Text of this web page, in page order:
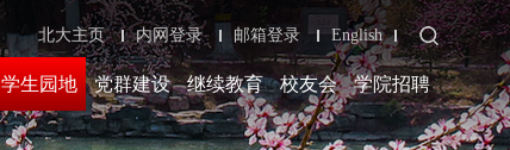
北大主页 内网登录 邮箱登录 English
学生园地 党群建设 继续教育 校友会 学院招聘